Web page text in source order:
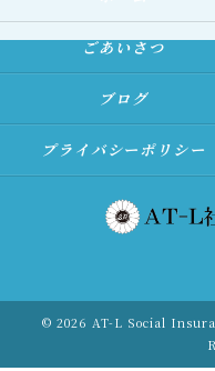
ごあいさつ
ブログ
プライバシーポリシー
© 2026 AT-L Social